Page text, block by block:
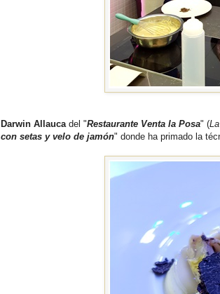
Darwin Allaucadel "Restaurante Venta la Posa" (
con setas y velo de jamón" donde ha primado la